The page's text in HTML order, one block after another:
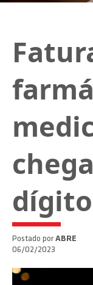
Postado por ABRE
06/02/2023